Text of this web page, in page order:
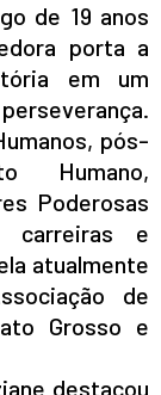
de 19 anos
porta a
em um
pós-
Humano,
Poderosas
carreiras e
atualmente
de
Grosso e
destacou